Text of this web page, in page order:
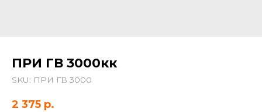
ПРИ ГВ 3000кк
SKU: ПРИ ГВ 3000
2 375 р.